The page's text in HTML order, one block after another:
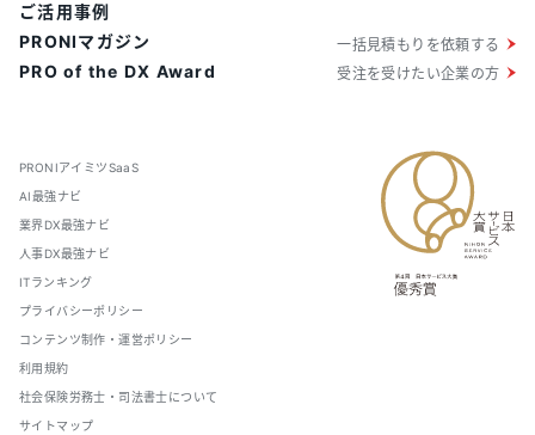
PRONIアイミツSaaS
AI最強ナビ
業界DX最強ナビ
人事DX最強ナビ
ITランキング
プライバシーポリシー
コンテンツ制作・運営ポリシー
利用規約
社会保険労務士・司法書士について
サイトマップ
ご活用事例
PRONIマガジン
PRO of the DX Award
一括見積もりを依頼する
受注を受けたい企業の方